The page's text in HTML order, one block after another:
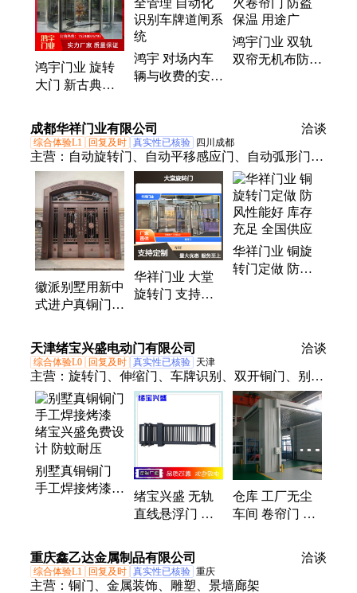
鸿宇门业 旋转
大门 新古典入
门可定制
鸿宇 对场内车
辆与收费的安全
鸿宇门业 双轨
双帘无机布防火
成都华祥门业有限公司 洽谈
综合体验L1 回复及时 真实性已核验 四川成都
主营： 自动旋转门、自动平移感应门、自动弧形门、
铜门、自动重叠门、防辐射铅板门、气密门、不锈钢
屏风、电动庭院大门
徽派别墅用新中
式进户真铜门
家定制 规格齐
全 华祥门业
华祥门业 大堂
旋转门 支持定
华祥门业 铜旋
转门定做 防风
天津绪宝兴盛电动门有限公司 洽谈
综合体验L0 回复及时 真实性已核验 天津
主营： 旋转门、伸缩门、车牌识别、双开铜门、别墅
家用铜门、简约时尚铜门、广告小门、智能悬浮门
别墅真铜铜门
手工焊接烤漆
绪宝兴盛 无轨
直线悬浮门 产
实 厂家
仓库 工厂无尘
车间 卷帘门 隔
重庆鑫乙达金属制品有限公司 洽谈
综合体验L1 回复及时 真实性已核验 重庆
主营： 铜门、金属装饰、雕塑、景墙廊架